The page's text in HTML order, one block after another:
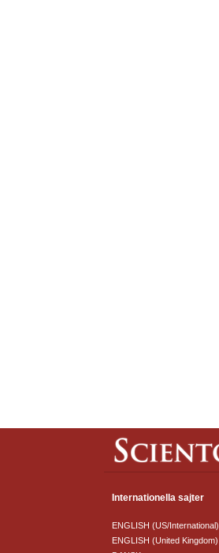
Internationella sajter
ENGLISH (US/International)
ENGLISH (United Kingdom)